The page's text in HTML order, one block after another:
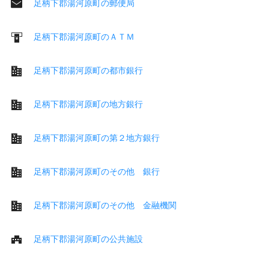
足柄下郡湯河原町の郵便局
足柄下郡湯河原町のＡＴＭ
足柄下郡湯河原町の都市銀行
足柄下郡湯河原町の地方銀行
足柄下郡湯河原町の第２地方銀行
足柄下郡湯河原町のその他 銀行
足柄下郡湯河原町のその他 金融機関
足柄下郡湯河原町の公共施設